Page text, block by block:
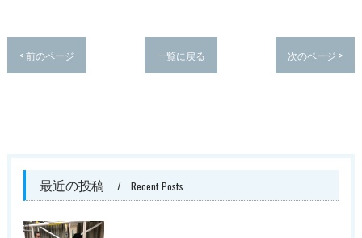
< 前のページ 一覧に戻る 次のページ >
最近の投稿 Recent Posts